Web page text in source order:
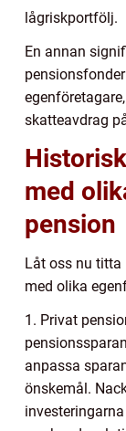
lågriskportfölj.
En annan
skatteavdrag
med
pension
Låt oss nu titta
med olika
1. Privat
anpassa
önskemål.